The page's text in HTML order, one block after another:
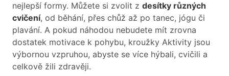
nejlepší formy. Můžete si zvolit z desítky různých
cvičení, od běhání, přes chůž až po tanec, jógu či
plavání. A pokud náhodou nebudete mít zrovna
dostatek motivace k pohybu, kroužky Aktivity jsou
výbornou vzpruhou, abyste se více hýbali, cvičili a
celkově žili zdravěji.